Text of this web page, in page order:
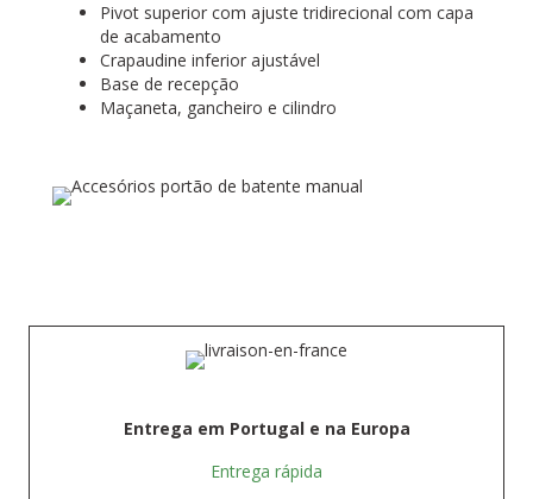
Pivot superior com ajuste tridirecional com capa
de acabamento
Crapaudine inferior ajustável
Base de recepção
Maçaneta, gancheiro e cilindro
Entrega em Portugal e na Europa
Entrega rápida